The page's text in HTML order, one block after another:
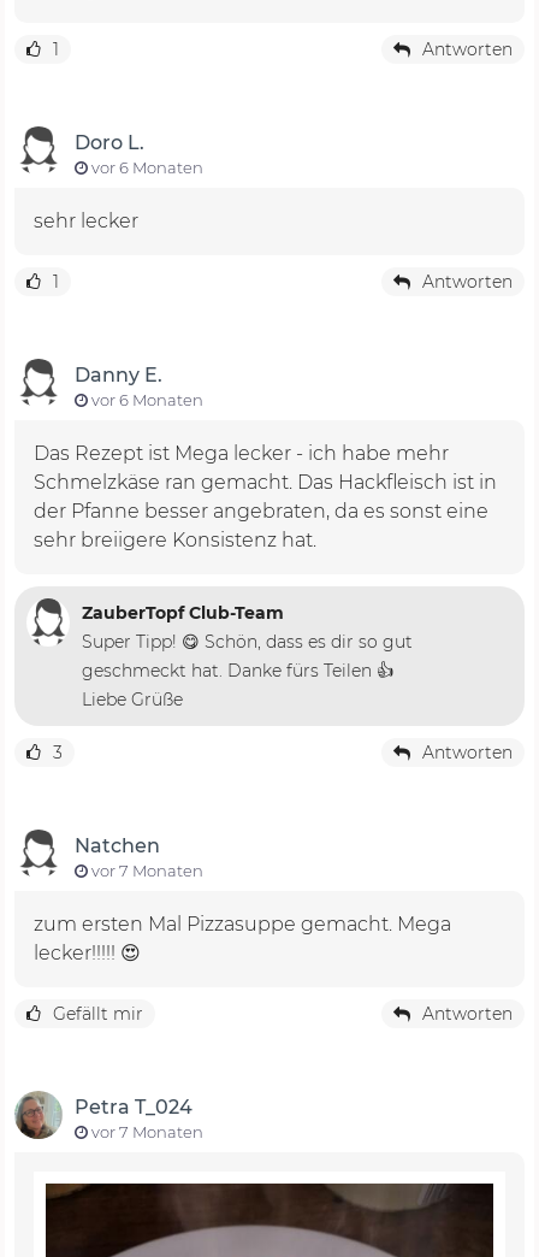
1 Antworten
Doro L.
vor 6 Monaten
sehr lecker
1 Antworten
Danny E.
vor 6 Monaten
Das Rezept ist Mega lecker - ich habe mehr
Schmelzkäse ran gemacht. Das Hackfleisch ist in
der Pfanne besser angebraten, da es sonst eine
sehr breiigere Konsistenz hat.
ZauberTopf Club-Team
Super Tipp! 😋 Schön, dass es dir so gut
geschmeckt hat. Danke fürs Teilen 👍
Liebe Grüße
3 Antworten
Natchen
vor 7 Monaten
zum ersten Mal Pizzasuppe gemacht. Mega
lecker!!!!! 😍
Gefällt mir Antworten
Petra T_024
vor 7 Monaten